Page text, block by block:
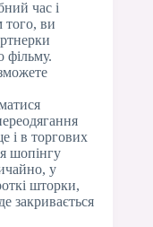
час і
того, ви
фільму.
і в торгових
шопінгу
у
шторки,
закривається